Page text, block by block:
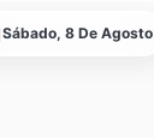
Sábado, 8 De Agosto